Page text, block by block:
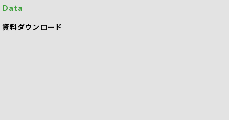
Data
資料ダウンロード